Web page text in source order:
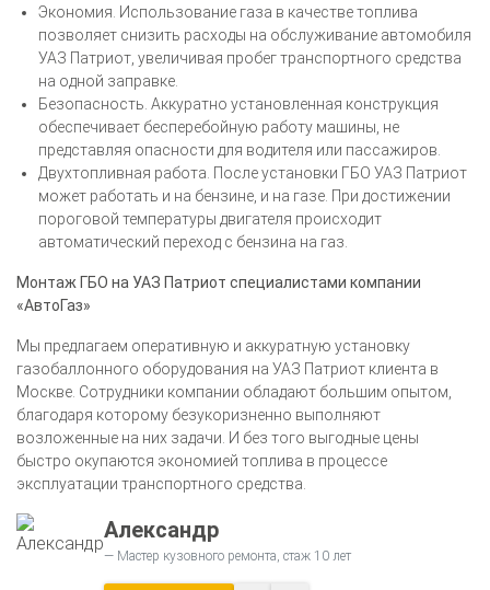
Экономия. Использование газа в качестве топлива
позволяет снизить расходы на обслуживание автомобиля
УАЗ Патриот, увеличивая пробег транспортного средства
на одной заправке.
Безопасность. Аккуратно установленная конструкция
обеспечивает бесперебойную работу машины, не
представляя опасности для водителя или пассажиров.
Двухтопливная работа. После установки ГБО УАЗ Патриот
может работать и на бензине, и на газе. При достижении
пороговой температуры двигателя происходит
автоматический переход с бензина на газ.
Монтаж ГБО на УАЗ Патриот специалистами компании
«АвтоГаз»
Мы предлагаем оперативную и аккуратную установку
газобаллонного оборудования на УАЗ Патриот клиента в
Москве. Сотрудники компании обладают большим опытом,
благодаря которому безукоризненно выполняют
возложенные на них задачи. И без того выгодные цены
быстро окупаются экономией топлива в процессе
эксплуатации транспортного средства.
Александр
Мастер кузовного ремонта, стаж 10 лет